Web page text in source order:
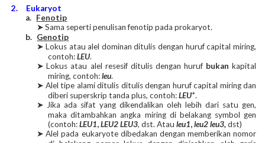
2.
Eukaryot
a. Fenotip
➤ Sama seperti penulisan fenotip pada prokaryot.
b. Genotip
➤ Lokus atau alel dominan ditulis dengan huruf capital miring,
contoh:LEU.
➤ Lokus atau alel resesif ditulis dengan huruf bukankapital
miring, contoh:leu.
➤ Alel tipe alami ditulis ditulis dengan huruf capital miring dan
diberi superskrip tanda plus, contoh:LEU+.
➤ Jika ada sifat yang dikendalikan oleh lebih dari satu gen,
maka ditambahkan angka miring di belakang symbol gen
(contoh:LEU1,LEU2 LEU3,dst. Atauleu1,leu2 leu3,dst)
➤ Alel pada eukaryote dibedakan dengan memberikan nomor